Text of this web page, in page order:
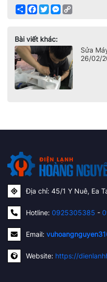
ShareFacebook
TwitterMessenger
Bài viết khác:
Sửa
26/02/
Địa chỉ: 45/1 Y Nuê, Ea
Hotline: 0925305385 -
Email:
Website: https://